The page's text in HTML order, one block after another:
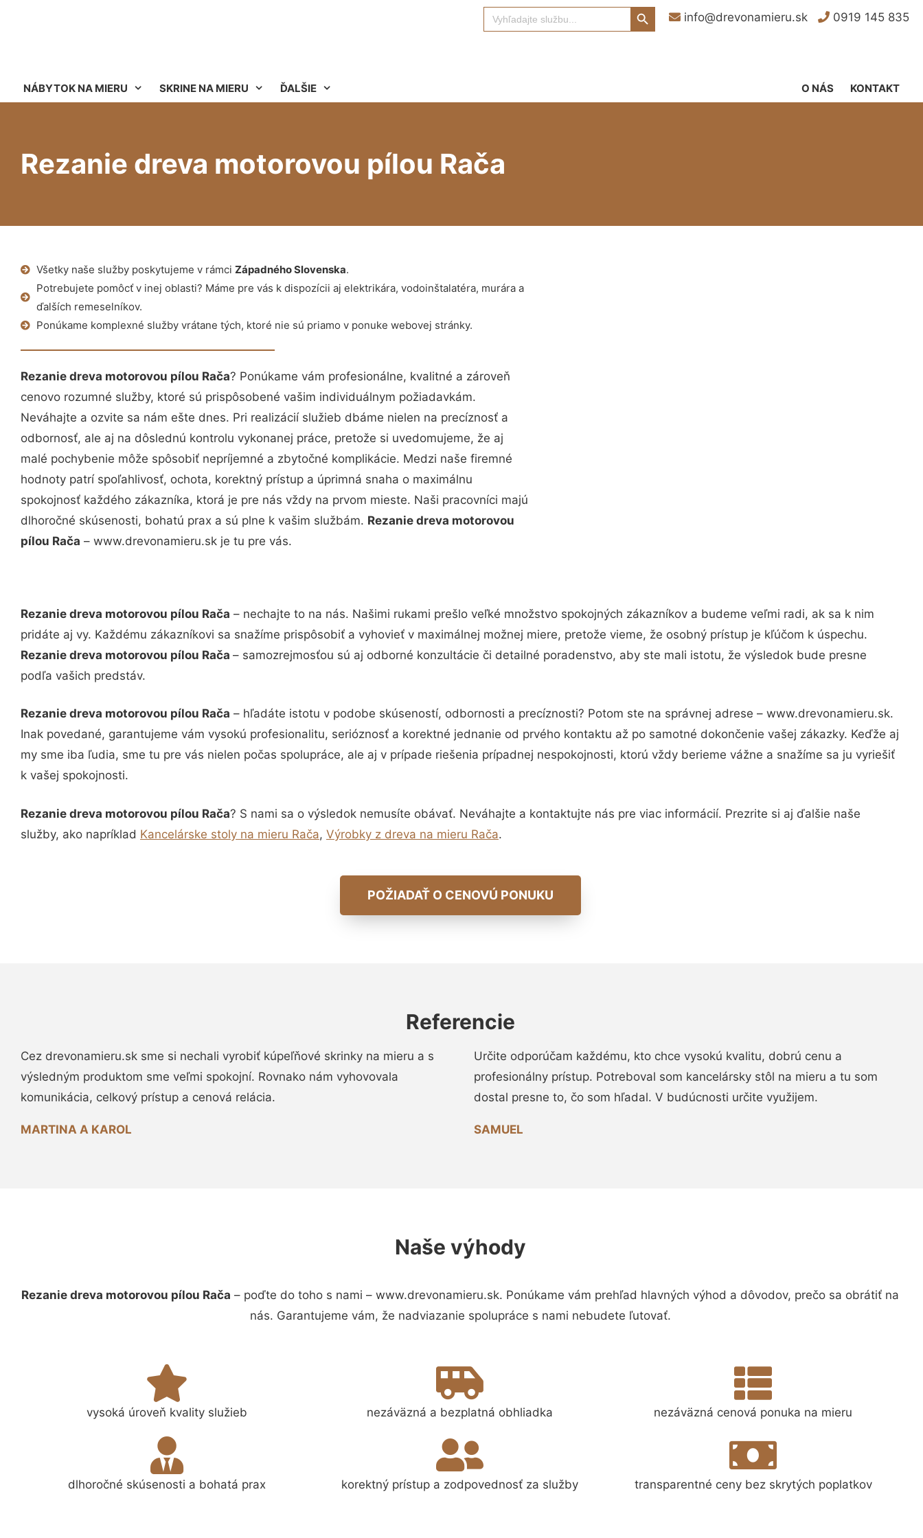
info@drevonamieru.sk 0919 145 835
Search
for:
Search Button
NÁBYTOK NA MIERU SKRINE NA MIERU ĎALŠIE KONTAKT
O NÁS
Rezanie dreva motorovou pílou Rača
Všetky naše služby poskytujeme v rámci Západného Slovenska.
Potrebujete pomôcť v inej oblasti? Máme pre vás k dispozícii aj elektrikára, vodoinštalatéra, murára a
ďalších remeselníkov.
Ponúkame komplexné služby vrátane tých, ktoré nie sú priamo v ponuke webovej stránky.
Rezanie dreva motorovou pílou Rača? Ponúkame vám profesionálne, kvalitné a zároveň
cenovo rozumné služby, ktoré sú prispôsobené vašim individuálnym požiadavkám.
Neváhajte a ozvite sa nám ešte dnes. Pri realizácií služieb dbáme nielen na precíznosť a
odbornosť, ale aj na dôslednú kontrolu vykonanej práce, pretože si uvedomujeme, že aj
malé pochybenie môže spôsobiť nepríjemné a zbytočné komplikácie. Medzi naše firemné
hodnoty patrí spoľahlivosť, ochota, korektný prístup a úprimná snaha o maximálnu
spokojnosť každého zákazníka, ktorá je pre nás vždy na prvom mieste. Naši pracovníci majú
dlhoročné skúsenosti, bohatú prax a sú plne k vašim službám. Rezanie dreva motorovou
pílou Rača – www.drevonamieru.sk je tu pre vás.
Rezanie dreva motorovou pílou Rača – nechajte to na nás. Našimi rukami prešlo veľké množstvo spokojných zákazníkov a budeme veľmi radi, ak sa k nim
pridáte aj vy. Každému zákazníkovi sa snažíme prispôsobiť a vyhovieť v maximálnej možnej miere, pretože vieme, že osobný prístup je kľúčom k úspechu.
Rezanie dreva motorovou pílou Rača – samozrejmosťou sú aj odborné konzultácie či detailné poradenstvo, aby ste mali istotu, že výsledok bude presne
podľa vašich predstáv.
Rezanie dreva motorovou pílou Rača – hľadáte istotu v podobe skúseností, odbornosti a precíznosti? Potom ste na správnej adrese – www.drevonamieru.sk.
Inak povedané, garantujeme vám vysokú profesionalitu, serióznosť a korektné jednanie od prvého kontaktu až po samotné dokončenie vašej zákazky. Keďže aj
my sme iba ľudia, sme tu pre vás nielen počas spolupráce, ale aj v prípade riešenia prípadnej nespokojnosti, ktorú vždy berieme vážne a snažíme sa ju vyriešiť
k vašej spokojnosti.
Rezanie dreva motorovou pílou Rača? S nami sa o výsledok nemusíte obávať. Neváhajte a kontaktujte nás pre viac informácií. Prezrite si aj ďalšie naše
služby, ako napríklad Kancelárske stoly na mieru Rača, Výrobky z dreva na mieru Rača.
POŽIADAŤ O CENOVÚ PONUKU
Referencie
Cez drevonamieru.sk sme si nechali vyrobiť kúpeľňové skrinky na mieru a s
výsledným produktom sme veľmi spokojní. Rovnako nám vyhovovala
komunikácia, celkový prístup a cenová relácia.
MARTINA A KAROL
Určite odporúčam každému, kto chce vysokú kvalitu, dobrú cenu a
profesionálny prístup. Potreboval som kancelársky stôl na mieru a tu som
dostal presne to, čo som hľadal. V budúcnosti určite využijem.
SAMUEL
Naše výhody
Rezanie dreva motorovou pílou Rača – poďte do toho s nami – www.drevonamieru.sk. Ponúkame vám prehľad hlavných výhod a dôvodov, prečo sa obrátiť na
nás. Garantujeme vám, že nadviazanie spolupráce s nami nebudete ľutovať.
vysoká úroveň kvality služieb nezáväzná a bezplatná obhliadka nezáväzná cenová ponuka na mieru
dlhoročné skúsenosti a bohatá prax korektný prístup a zodpovednosť za služby transparentné ceny bez skrytých poplatkov